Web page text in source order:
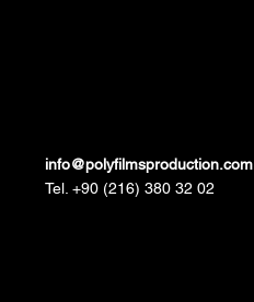
info@polyfilmsproduction.com
Tel. +90 (216) 380 32 02